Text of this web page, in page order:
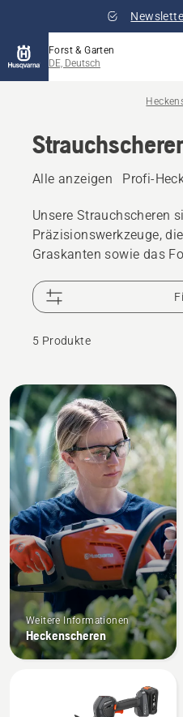
Forst & Garten
DE, Deutsch
Alle anzeigen Profi-
Unsere Strauchscheren
Präzisionswerkzeuge,
Graskanten sowie das
unserer elektrischen,
schnurlosen
5 Produkte
Alle
Produkte
Weitere Informationen
Heckenscheren